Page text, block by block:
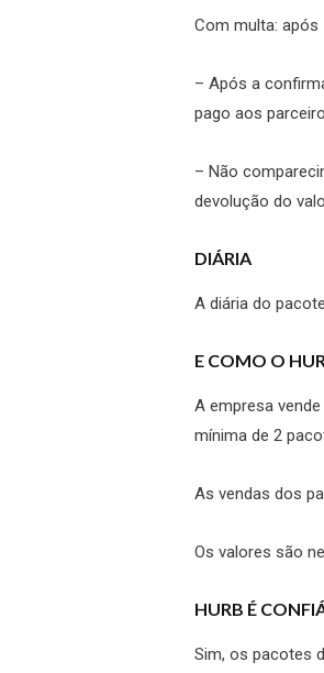
Com multa: após
– Após a
pago aos
– Não
devolução do
DIÁRIA
A diária do
E COMO O
A empresa
mínima de 2
As vendas dos
Os valores são
HURB É
Sim, os pacotes